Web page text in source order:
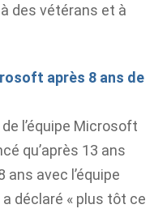
des vétérans et à
après 8 ans de
l’équipe Microsoft
qu’après 13 ans
avec l’équipe
a déclaré « plus tôt ce